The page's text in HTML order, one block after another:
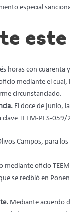
especial
horas con cuarenta
mediante el cual,
circunstanciado.
El doce de junio,
clave TEEM-PES-
Campos, para
oficio
se recibió en
Mediante acuerdo